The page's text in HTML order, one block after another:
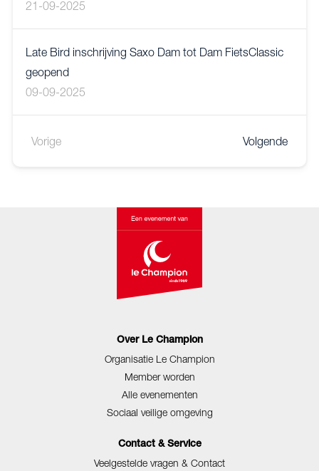
21-09-2025
Late Bird inschrijving Saxo Dam tot Dam FietsClassic
geopend
09-09-2025
Vorige Volgende
Over Le Champion
Organisatie Le Champion
Member worden
Alle evenementen
Sociaal veilige omgeving
Contact & Service
Veelgestelde vragen & Contact